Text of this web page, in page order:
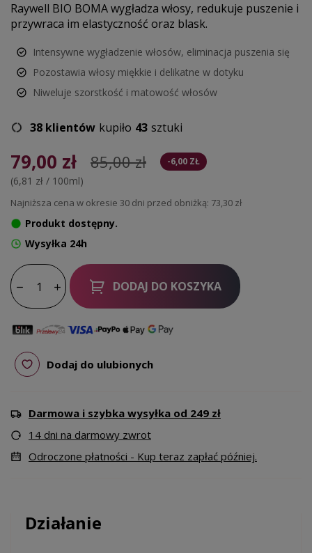
Raywell BIO BOMA wygładza włosy, redukuje puszenie i
przywraca im elastyczność oraz blask.
Intensywne wygładzenie włosów, eliminacja puszenia się
Pozostawia włosy miękkie i delikatne w dotyku
Niweluje szorstkość i matowość włosów
38 klientów kupiło 43 sztuki
79,00 zł 85,00 zł -6,00 ZŁ
(6,81 zł / 100ml)
Najniższa cena w okresie 30 dni przed obniżką: 73,30 zł
Produkt dostępny.
Wysyłka 24h
DODAJ DO KOSZYKA
Dodaj do ulubionych
Darmowa i szybka wysyłka od 249 zł
14 dni na darmowy zwrot
Odroczone płatności - Kup teraz zapłać później.
Działanie